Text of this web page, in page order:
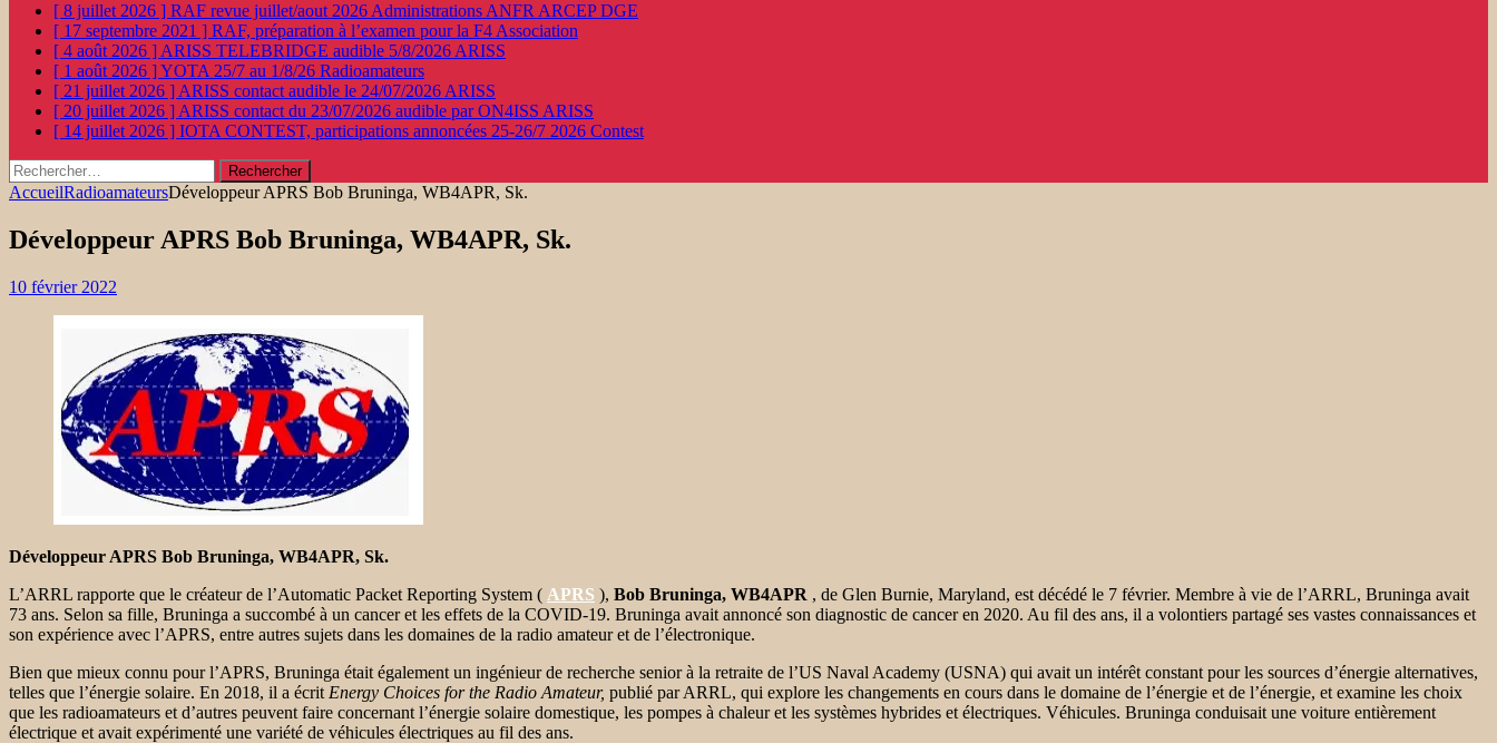
[ 8 juillet 2026 ] RAF revue juillet/aout 2026 Administrations ANFR ARCEP DGE
[ 17 septembre 2021 ] RAF, préparation à l’examen pour la F4 Association
[ 4 août 2026 ] ARISS TELEBRIDGE audible 5/8/2026 ARISS
[ 1 août 2026 ]YOTA 25/7 au 1/8/26 Radioamateurs
[ 21 juillet 2026 ] ARISS contact audible le 24/07/2026 ARISS
[ 20 juillet 2026 ] ARISS contact du 23/07/2026 audible par ON4ISS ARISS
[ 14 juillet 2026 ] IOTA CONTEST, participations annoncées 25-26/7 2026 Contest
Rechercher :
AccueilRadioamateursDéveloppeur APRS Bob Bruninga, WB4APR, Sk.
Développeur APRS Bob Bruninga, WB4APR, Sk.
10 février 2022
Développeur APRS Bob Bruninga, WB4APR, Sk.
L’ARRL rapporte que le créateur de l’Automatic Packet Reporting System ( APRS ), Bob Bruninga, WB4APR , de Glen Burnie, Maryland, est décédé le 7 février. Membre à vie de l’ARRL, Bruninga avait
73 ans. Selon sa fille, Bruninga a succombé à un cancer et les effets de la COVID-19. Bruninga avait annoncé son diagnostic de cancer en 2020. Au fil des ans, il a volontiers partagé ses vastes connaissances et
son expérience avec l’APRS, entre autres sujets dans les domaines de la radio amateur et de l’électronique.
Bien que mieux connu pour l’APRS, Bruninga était également un ingénieur de recherche senior à la retraite de l’US Naval Academy (USNA) qui avait un intérêt constant pour les sources d’énergie alternatives,
telles que l’énergie solaire. En 2018, il a écrit Energy Choices for the Radio Amateur, publié par ARRL, qui explore les changements en cours dans le domaine de l’énergie et de l’énergie, et examine les choix
que les radioamateurs et d’autres peuvent faire concernant l’énergie solaire domestique, les pompes à chaleur et les systèmes hybrides et électriques. Véhicules. Bruninga conduisait une voiture entièrement
électrique et avait expérimenté une variété de véhicules électriques au fil des ans.